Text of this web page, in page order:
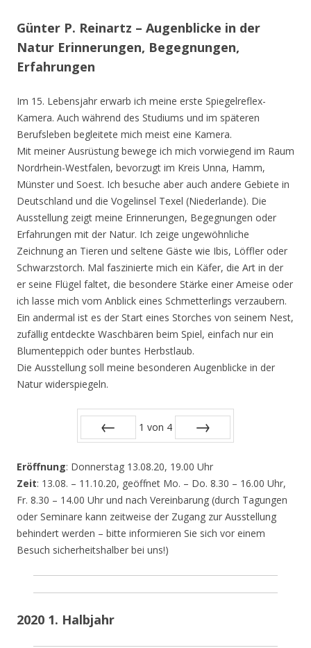
Günter P. Reinartz – Augenblicke in der
Natur Erinnerungen, Begegnungen,
Erfahrungen
Im 15. Lebensjahr erwarb ich meine erste Spiegelreflex-
Kamera. Auch während des Studiums und im späteren
Berufsleben begleitete mich meist eine Kamera.
Mit meiner Ausrüstung bewege ich mich vorwiegend im Raum
Nordrhein-Westfalen, bevorzugt im Kreis Unna, Hamm,
Münster und Soest. Ich besuche aber auch andere Gebiete in
Deutschland und die Vogelinsel Texel (Niederlande). Die
Ausstellung zeigt meine Erinnerungen, Begegnungen oder
Erfahrungen mit der Natur. Ich zeige ungewöhnliche
Zeichnung an Tieren und seltene Gäste wie Ibis, Löffler oder
Schwarzstorch. Mal faszinierte mich ein Käfer, die Art in der
er seine Flügel faltet, die besondere Stärke einer Ameise oder
ich lasse mich vom Anblick eines Schmetterlings verzaubern.
Ein andermal ist es der Start eines Storches von seinem Nest,
zufällig entdeckte Waschbären beim Spiel, einfach nur ein
Blumenteppich oder buntes Herbstlaub.
Die Ausstellung soll meine besonderen Augenblicke in der
Natur widerspiegeln.
1 von 4
Eröffnung: Donnerstag 13.08.20, 19.00 Uhr
Zeit: 13.08. – 11.10.20, geöffnet Mo. – Do. 8.30 – 16.00 Uhr,
Fr. 8.30 – 14.00 Uhr und nach Vereinbarung (durch Tagungen
oder Seminare kann zeitweise der Zugang zur Ausstellung
behindert werden – bitte informieren Sie sich vor einem
Besuch sicherheitshalber bei uns!)
2020 1. Halbjahr